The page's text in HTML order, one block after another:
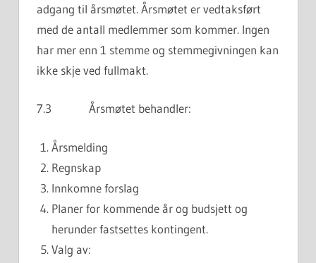
adgang til årsmøtet. Årsmøtet er vedtaksført
med de antall medlemmer som kommer. Ingen
har mer enn 1 stemme og stemmegivningen kan
ikke skje ved fullmakt.
7.3 Årsmøtet behandler:
Årsmelding
Regnskap
Innkomne forslag
Planer for kommende år og budsjett og
herunder fastsettes kontingent.
Valg av: